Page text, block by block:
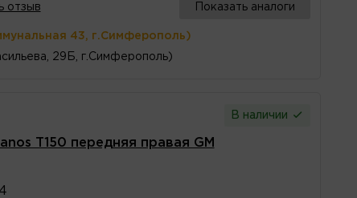
отзыв Показать аналоги
43, г.Симферополь)
29Б, г.Симферополь)
В наличии
T150 передняя правая GM